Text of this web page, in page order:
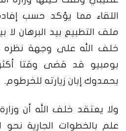
اللقاء مما يؤكد حسب
ملف التطبيع بيد البرهان لا
خلف الله على وجهة نظره
بومبيو قد قضى وقتا
بحمدوك إبان زيارته للخرطوم.
ولا يعتقد خلف الله أن
علم بالخطوات الجارية نحو